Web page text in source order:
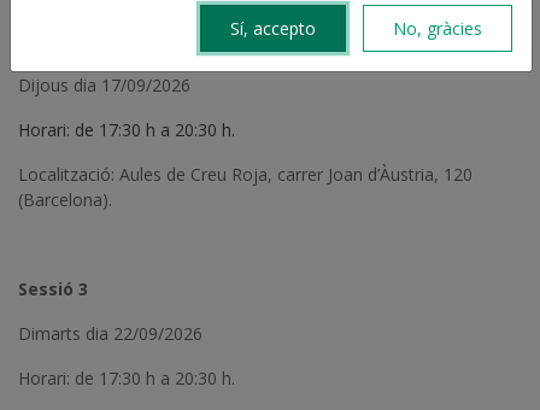
Dijous dia 17/09/2026
Horari: de 17:30 h a 20:30 h.
Localització: Aules de Creu Roja, carrer Joan d’Àustria, 120
(Barcelona).
Sessió 3
Dimarts dia 22/09/2026
Horari: de 17:30 h a 20:30 h.
Sí, accepto No, gràcies